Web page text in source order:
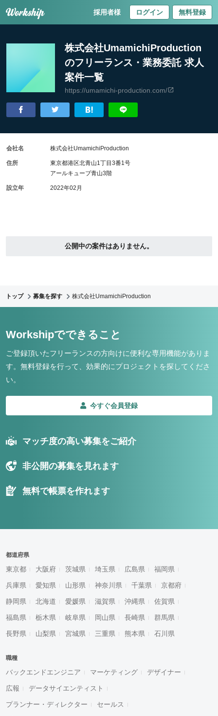
採用者様 ログイン 無料登録
株式会社UmamichiProduction
のフリーランス・業務委託 求人
案件一覧
https://umamichi-production.com/
公開中の案件はありません。
会社名 株式会社UmamichiProduction
住所
東京都港区北青山1丁目3番1号
アールキューブ青山3階
設立年 2022年02月
トップ 募集を探す 株式会社UmamichiProduction
Workshipでできること
ご登録頂いたフリーランスの方向けに便利な専用機能がありま
す。 無料登録を行って、効果的にプロジェクトを探してくださ
い。
今すぐ会員登録
マッチ度の高い募集をご紹介
非公開の募集を見れます
無料で帳票を作れます
都道府県
東京都 大阪府 茨城県 埼玉県 広島県 福岡県
兵庫県 愛知県 山形県 神奈川県 千葉県 京都府
静岡県 北海道 愛媛県 滋賀県 沖縄県 佐賀県
福島県 栃木県 岐阜県 岡山県 長崎県 群馬県
長野県 山梨県 宮城県 三重県 熊本県 石川県
職種
バックエンドエンジニア マーケティング デザイナー
広報 データサイエンティスト
プランナー・ディレクター セールス